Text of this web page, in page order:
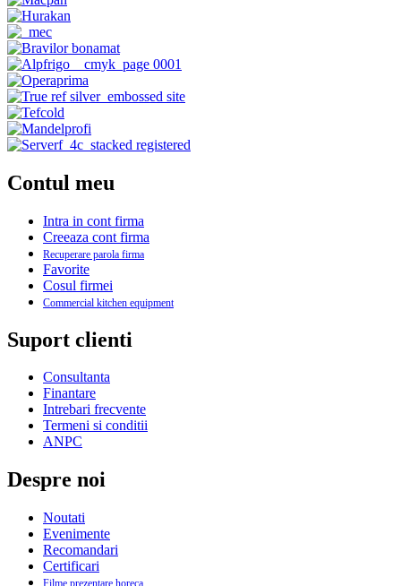
Contul meu
Intra in cont firma
Creeaza cont firma
Recuperare parola firma
Favorite
Cosul firmei
Commercial kitchen equipment
Suport clienti
Consultanta
Finantare
Intrebari frecvente
Termeni si conditii
ANPC
Despre noi
Noutati
Evenimente
Recomandari
Certificari